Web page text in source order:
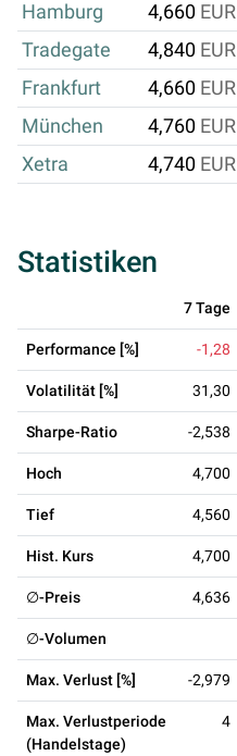
Hamburg
4,660 EUR
Tradegate
4,840 EUR
Frankfurt
4,660 EUR
München
4,760 EUR
Xetra
4,740 EUR
Statistiken
7 Tage
Performance [%] -1,28
Volatilität [%] 31,30
Sharpe-Ratio -2,538
Hoch 4,700
Tief 4,560
Hist. Kurs 4,700
∅-Preis 4,636
∅-Volumen
Max. Verlust [%] -2,979
Max. Verlustperiode
(Handelstage)
4